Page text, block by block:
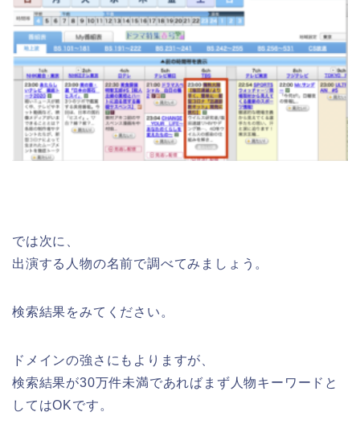
では次に、
出演する人物の名前で調べてみましょう。
検索結果をみてください。
ドメインの強さにもよりますが、
検索結果が30万件未満であればまず人物キーワードと
してはOKです。